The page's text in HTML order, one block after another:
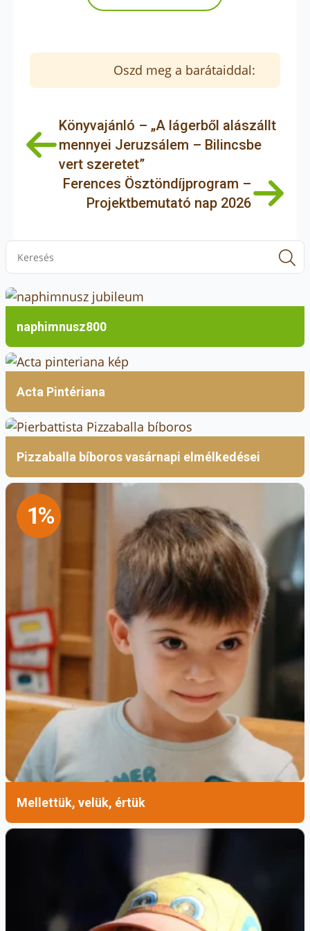
Oszd meg a barátaiddal:
Könyvajánló – „A lágerből alászállt
mennyei Jeruzsálem – Bilincsbe
vert szeretet”
Ferences Ösztöndíjprogram –
Projektbemutató nap 2026
naphimnusz800
Acta Pintériana
Pizzaballa bíboros vasárnapi elmélkedései
1%
Mellettük, velük, értük